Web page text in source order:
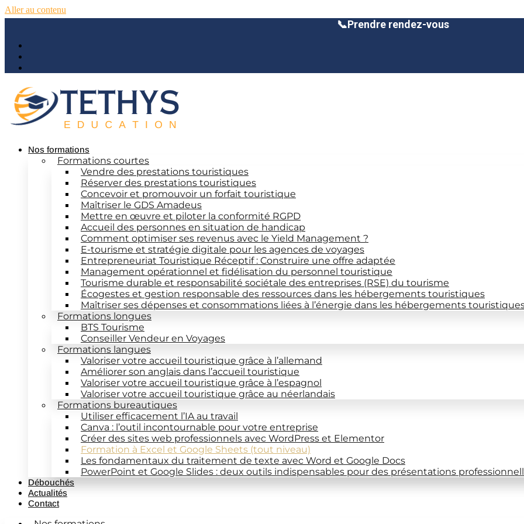
Aller au contenu
📞Prendre rendez-vous
Nos formations
Formations courtes
Vendre des prestations touristiques
Réserver des prestations touristiques
Concevoir et promouvoir un forfait touristique
Maîtriser le GDS Amadeus
Mettre en œuvre et piloter la conformité RGPD
Accueil des personnes en situation de handicap
Comment optimiser ses revenus avec le Yield Management ?
E-tourisme et stratégie digitale pour les agences de voyages
Entrepreneuriat Touristique Réceptif : Construire une offre adaptée
Management opérationnel et fidélisation du personnel touristique
Tourisme durable et responsabilité sociétale des entreprises (RSE) du tourisme
Écogestes et gestion responsable des ressources dans les hébergements touristiques
Maîtriser ses dépenses et consommations liées à l’énergie dans les hébergements
Formations longues
BTS Tourisme
Conseiller Vendeur en Voyages
Formations langues
Valoriser votre accueil touristique grâce à l’allemand
Améliorer son anglais dans l’accueil touristique
Valoriser votre accueil touristique grâce à l’espagnol
Valoriser votre accueil touristique grâce au néerlandais
Formations bureautiques
Utiliser efficacement l’IA au travail
Canva : l’outil incontournable pour votre entreprise
Créer des sites web professionnels avec WordPress et Elementor
Formation à Excel et Google Sheets (tout niveau)
Les fondamentaux du traitement de texte avec Word et Google Docs
PowerPoint et Google Slides : deux outils indispensables pour des présentations
Débouchés
Actualités
Contact